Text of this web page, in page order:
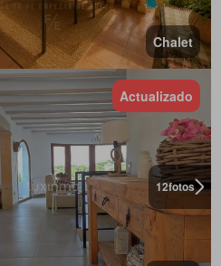
Chalet
12fotos
Actualizado